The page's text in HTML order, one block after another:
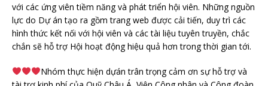
với các ứng viên tiềm năng và phát triển hội viên. Những nguồn
lực do Dự án tạo ra gồm trang web được cải tiến, duy trì các
hình thức kết nối với hội viên và các tài liệu tuyên truyền, chắc
chắn sẽ hỗ trợ Hội hoạt động hiệu quả hơn trong thời gian tới.
Nhóm thực hiện dựán trân trọng cảm ơn sự hỗ trợ và